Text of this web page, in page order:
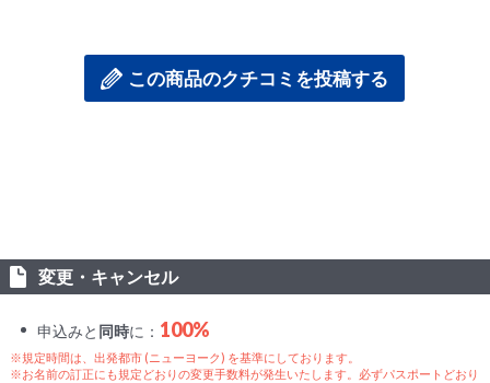
この商品のクチコミを投稿する
変更・キャンセル
申込みと 同時に： 100%
※規定時間は、出発都市 (ニューヨーク) を基準にしております。
※お名前の訂正にも規定どおりの変更手数料が発生いたします。必ずパスポートどおり